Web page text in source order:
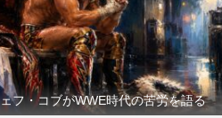
フ・コブがWWE時代の苦労を語る